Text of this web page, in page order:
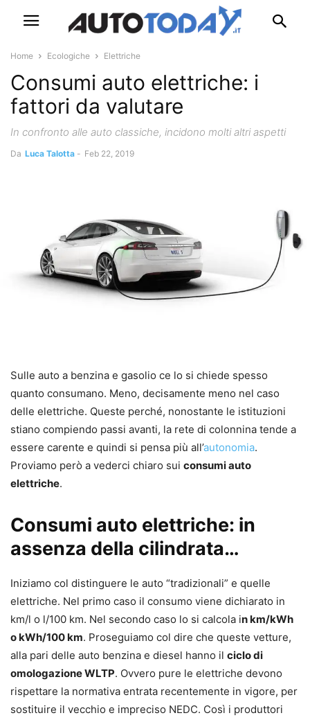
Home Ecologiche Elettriche
Consumi auto elettriche: i
fattori da valutare
In confronto alle auto classiche, incidono molti altri aspetti
Da Luca Talotta - Feb 22, 2019
Sulle auto a benzina e gasolio ce lo si chiede spesso
quanto consumano. Meno, decisamente meno nel caso
delle elettriche. Queste perché, nonostante le istituzioni
stiano compiendo passi avanti, la rete di colonnina tende a
essere carente e quindi si pensa più all’autonomia.
Proviamo però a vederci chiaro sui consumi auto
elettriche.
Consumi auto elettriche: in
assenza della cilindrata…
Iniziamo col distinguere le auto “tradizionali” e quelle
elettriche. Nel primo caso il consumo viene dichiarato in
km/l o l/100 km. Nel secondo caso lo si calcola in km/kWh
o kWh/100 km. Proseguiamo col dire che queste vetture,
alla pari delle auto benzina e diesel hanno il ciclo di
omologazione WLTP. Ovvero pure le elettriche devono
rispettare la normativa entrata recentemente in vigore, per
sostituire il vecchio e impreciso NEDC. Così i produttori